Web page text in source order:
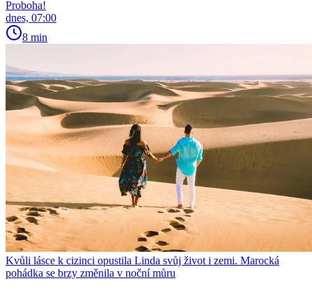
Proboha!
dnes, 07:00
8 min
Kvůli lásce k cizinci opustila Linda svůj život i zemi. Marocká
pohádka se brzy změnila v noční můru